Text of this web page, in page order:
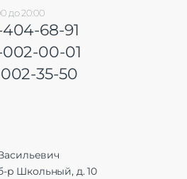
до 20:00
68-91
00-01
35-50
р Школьный, д. 10